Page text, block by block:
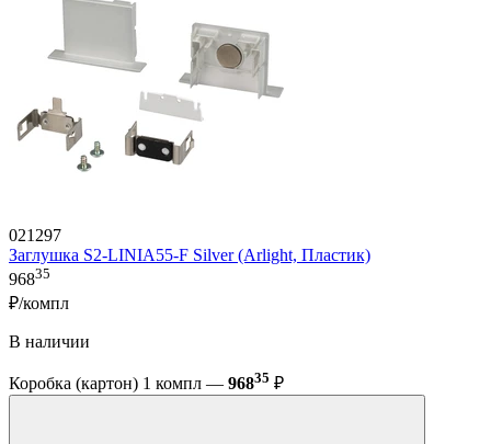
021297
Заглушка S2-LINIA55-F Silver (Arlight, Пластик)
96835
₽/компл
В наличии
Коробка (картон) 1 компл — 96835 ₽